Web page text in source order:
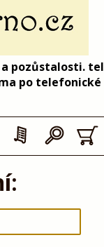
pozůstalosti. tel
po telefonické